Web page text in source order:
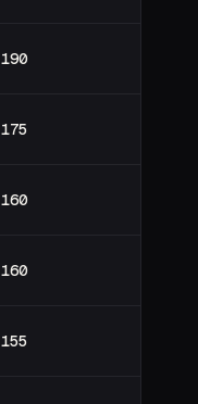
190
175
160
160
155